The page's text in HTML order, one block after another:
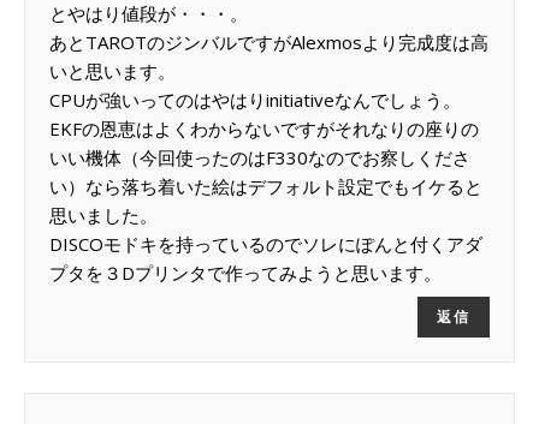
とやはり値段が・・・。
あとTAROTのジンバルですがAlexmosより完成度は高
いと思います。
CPUが強いってのはやはりinitiativeなんでしょう。
EKFの恩恵はよくわからないですがそれなりの座りの
いい機体（今回使ったのはF330なのでお察しくださ
い）なら落ち着いた絵はデフォルト設定でもイケると
思いました。
DISCOモドキを持っているのでソレにぽんと付くアダ
プタを３Dプリンタで作ってみようと思います。
返信